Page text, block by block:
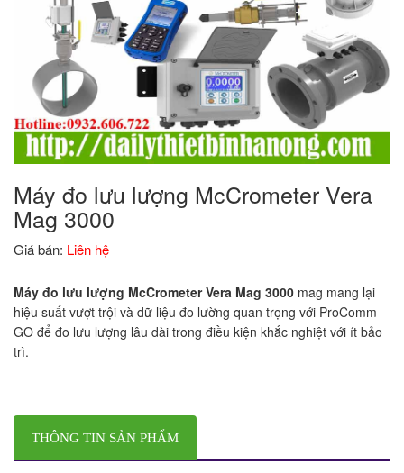
Máy đo lưu lượng McCrometer Vera
Mag 3000
Giá bán: Liên hệ
Máy đo lưu lượng McCrometer Vera Mag 3000 mag mang lại
hiệu suất vượt trội và dữ liệu đo lường quan trọng với ProComm
GO để đo lưu lượng lâu dài trong điều kiện khắc nghiệt với ít bảo
trì.
THÔNG TIN SẢN PHẨM